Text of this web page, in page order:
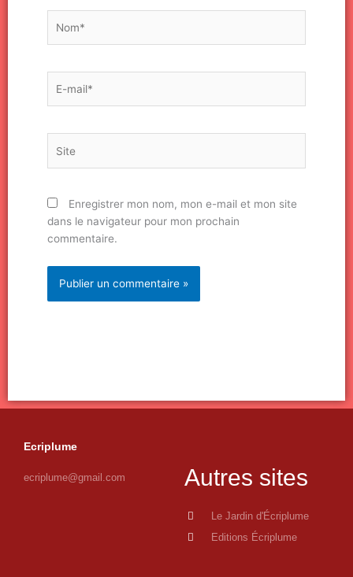
mail*
Enregistrer mon nom, mon e-mail et mon site
dans le navigateur pour mon prochain
commentaire.
Ecriplume
ecriplume@gmail.com Autres sites
Le Jardin d'Écriplume
Editions Écriplume